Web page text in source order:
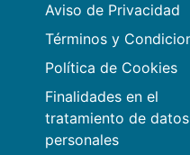
Aviso de Privacidad
Términos y
Política de Cookies
Finalidades en el
tratamiento de datos
personales